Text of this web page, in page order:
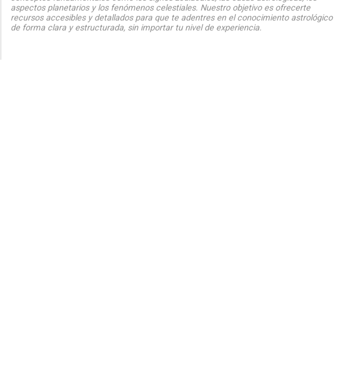
aspectos planetarios y los fenómenos celestiales. Nuestro objetivo es ofrecerte
recursos accesibles y detallados para que te adentres en el conocimiento astrológico
de forma clara y estructurada, sin importar tu nivel de experiencia.